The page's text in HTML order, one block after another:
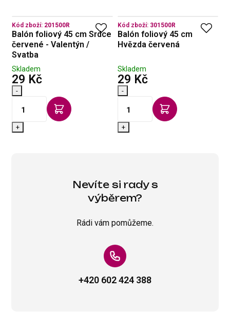
Kód zboží: 201500R
Balón foliový 45 cm Srdce
červené - Valentýn /
Svatba
Skladem
29 Kčs DPH
-
+
Kód zboží: 301500R
Balón foliový 45 cm
Hvězda červená
Skladem
29 Kčs DPH
-
+
Nevíte si rady s
výběrem?
Rádi vám pomůžeme.
+420 602 424 388